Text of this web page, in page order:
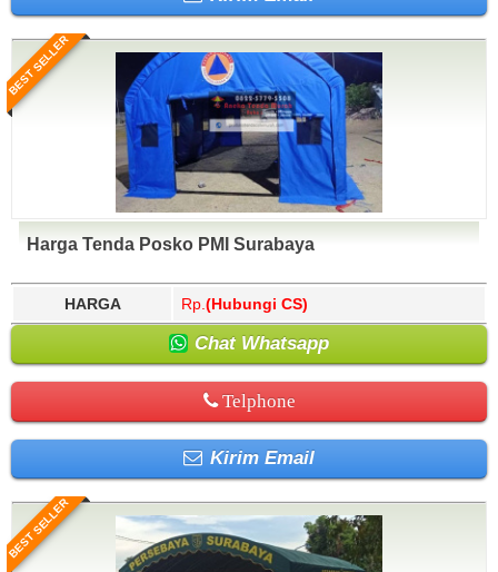
BEST SELLER
Harga Tenda Posko PMI Surabaya
HARGA Rp. (Hubungi CS)
Chat Whatsapp
Telphone
Kirim Email
BEST SELLER